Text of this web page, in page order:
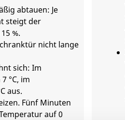
abtauen: Je
steigt der
%.
nicht lange
sich: Im
°C, im
aus.
Fünf Minuten
auf 0